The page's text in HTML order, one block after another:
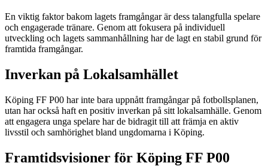
En viktig faktor bakom lagets framgångar är dess talangfulla spelare
och engagerade tränare. Genom att fokusera på individuell
utveckling och lagets sammanhållning har de lagt en stabil grund för
framtida framgångar.
Inverkan på Lokalsamhället
Köping FF P00 har inte bara uppnått framgångar på fotbollsplanen,
utan har också haft en positiv inverkan på sitt lokalsamhälle. Genom
att engagera unga spelare har de bidragit till att främja en aktiv
livsstil och samhörighet bland ungdomarna i Köping.
Framtidsvisioner för Köping FF P00